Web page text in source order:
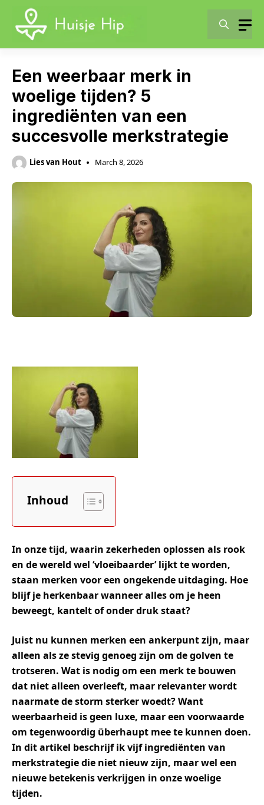
content
Een weerbaar merk in
woelige tijden? 5
ingrediënten van een
succesvolle merkstrategie
Lies van Hout March 8, 2026
Inhoud
In onze tijd, waarin zekerheden oplossen als rook
en de wereld wel ‘vloeibaarder’ lijkt te worden,
staan merken voor een ongekende uitdaging. Hoe
blijf je herkenbaar wanneer alles om je heen
beweegt, kantelt of onder druk staat?
Juist nu kunnen merken een ankerpunt zijn, maar
alleen als ze stevig genoeg zijn om de golven te
trotseren. Wat is nodig om een merk te bouwen
dat niet alleen overleeft, maar relevanter wordt
naarmate de storm sterker woedt? Want
weerbaarheid is geen luxe, maar een voorwaarde
om tegenwoordig überhaupt mee te kunnen doen.
In dit artikel beschrijf ik vijf ingrediënten van
merkstrategie die niet nieuw zijn, maar wel een
nieuwe betekenis verkrijgen in onze woelige
tijden.